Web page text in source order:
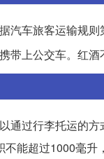
汽车旅客运输规
带上公交车。红酒
通过行李托运的
能超过1000毫升